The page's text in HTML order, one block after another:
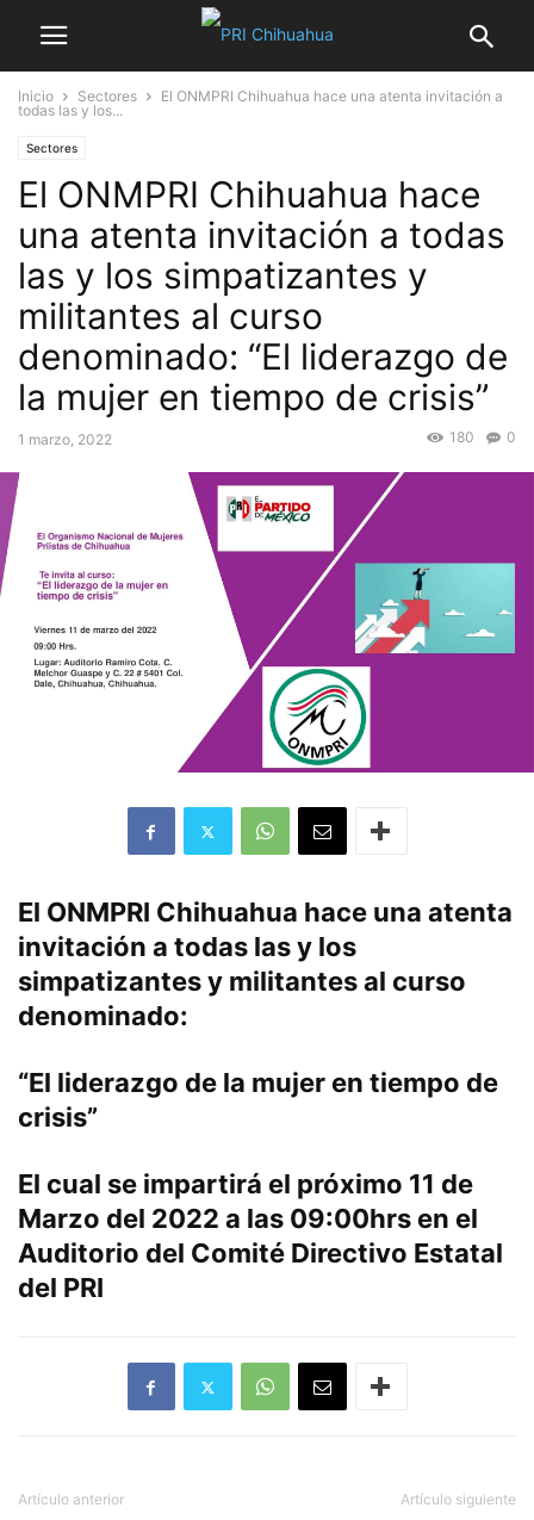
Inicio Sectores
El ONMPRI Chihuahua hace una atenta invitación a
todas las y los...
Sectores
El ONMPRI Chihuahua hace
una atenta invitación a todas
las y los simpatizantes y
militantes al curso
denominado: “El liderazgo de
la mujer en tiempo de crisis”
1 marzo, 2022 0
180
El ONMPRI Chihuahua hace una atenta
invitación a todas las y los
simpatizantes y militantes al curso
denominado:
“El liderazgo de la mujer en tiempo de
crisis”
El cual se impartirá el próximo 11 de
Marzo del 2022 a las 09:00hrs en el
Auditorio del Comité Directivo Estatal
del PRI
Artículo anterior Artículo siguiente